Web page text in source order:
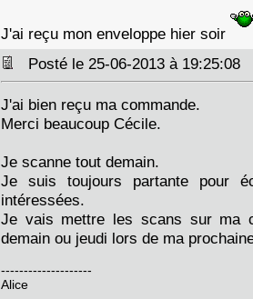
J'ai reçu mon enveloppe hier soir
Posté le 25-06-2013 à 19:25:08
J'ai bien reçu ma commande.
Merci beaucoup Cécile.
Je scanne tout demain.
Je suis toujours partante pour
intéressées.
Je vais mettre les scans sur ma
demain ou jeudi lors de ma
--------------------
Alice